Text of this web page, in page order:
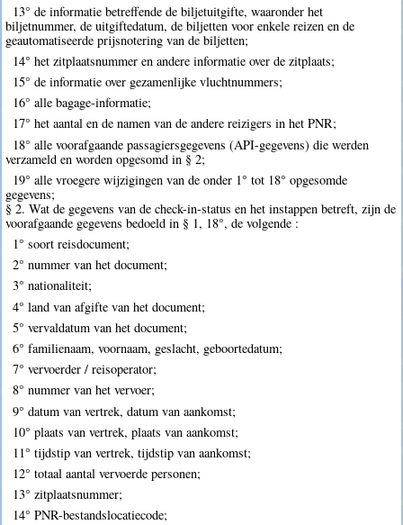
13° de informatie betreffende de biljetuitgifte, waaronder het
biljetnummer, de uitgiftedatum, de biljetten voor enkele reizen en de
geautomatiseerde prijsnotering van de biljetten;
14° het zitplaatsnummer en andere informatie over de zitplaats;
15° de informatie over gezamenlijke vluchtnummers;
16° alle bagage-informatie;
17° het aantal en de namen van de andere reizigers in het PNR;
18° alle voorafgaande passagiersgegevens (API-gegevens) die werden
verzameld en worden opgesomd in § 2;
19° alle vroegere wijzigingen van de onder 1° tot 18° opgesomde
gegevens;
§ 2. Wat de gegevens van de check-in-status en het instappen betreft, zijn de
voorafgaande gegevens bedoeld in § 1, 18°, de volgende :
1° soort reisdocument;
2° nummer van het document;
3° nationaliteit;
4° land van afgifte van het document;
5° vervaldatum van het document;
6° familienaam, voornaam, geslacht, geboortedatum;
7° vervoerder / reisoperator;
8° nummer van het vervoer;
9° datum van vertrek, datum van aankomst;
10° plaats van vertrek, plaats van aankomst;
11° tijdstip van vertrek, tijdstip van aankomst;
12° totaal aantal vervoerde personen;
13° zitplaatsnummer;
14° PNR-bestandslocatiecode;